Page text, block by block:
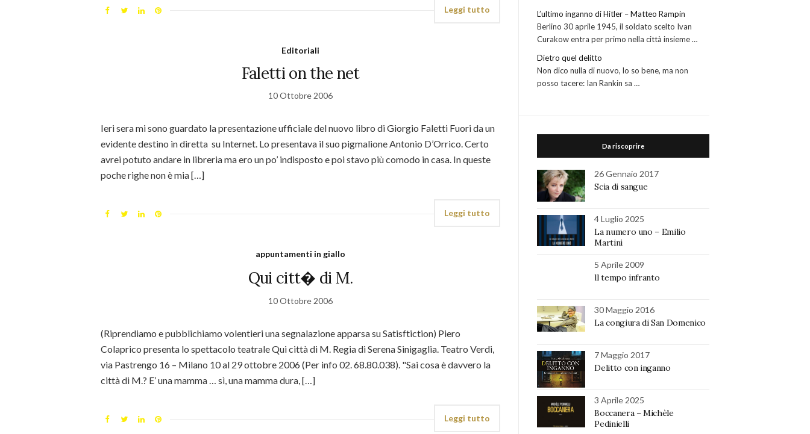
Leggi tutto
Editoriali
Faletti on the net
10 Ottobre 2006
Ieri sera mi sono guardato la presentazione ufficiale del nuovo libro di Giorgio Faletti Fuori da un
evidente destino in diretta su Internet. Lo presentava il suo pigmalione Antonio D’Orrico. Certo
avrei potuto andare in libreria ma ero un po’ indisposto e poi stavo più comodo in casa. In queste
poche righe non è mia […]
Leggi tutto
appuntamenti in giallo
Qui citt� di M.
10 Ottobre 2006
(Riprendiamo e pubblichiamo volentieri una segnalazione apparsa su Satisftiction) Piero
Colaprico presenta lo spettacolo teatrale Qui città di M. Regia di Serena Sinigaglia. Teatro Verdi,
via Pastrengo 16 – Milano 10 al 29 ottobre 2006 (Per info 02. 68.80.038). "Sai cosa è davvero la
città di M.? E’ una mamma … sì, una mamma dura, […]
Leggi tutto
L’ultimo inganno di Hitler – Matteo Rampin
Berlino 30 aprile 1945, il soldato scelto Ivan
Curakow entra per primo nella città insieme …
Dietro quel delitto
Non dico nulla di nuovo, lo so bene, ma non
posso tacere: Ian Rankin sa …
Da riscoprire
26 Gennaio 2017
Scia di sangue
4 Luglio 2025
La numero uno – Emilio
Martini
5 Aprile 2009
ll tempo infranto
30 Maggio 2016
La congiura di San Domenico
7 Maggio 2017
Delitto con inganno
3 Aprile 2025
Boccanera – Michèle
Pedinielli